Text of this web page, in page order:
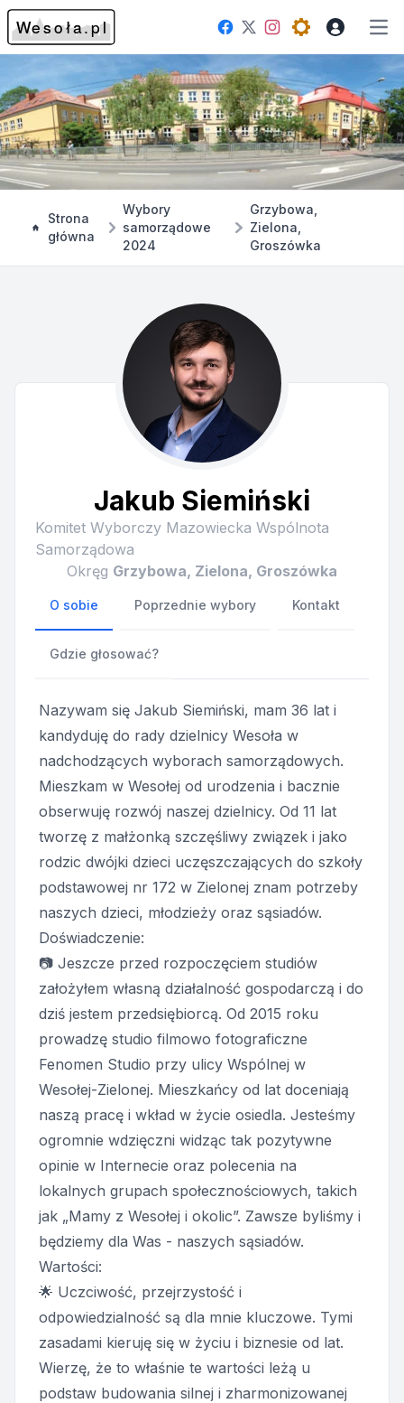
Facebook
TwitterInstagram
Open theme
Strona
główna
Wybory
samorządowe
2024
Grzybowa,
Zielona,
Groszówka
Jakub Siemiński
Komitet Wyborczy Mazowiecka Wspólnota
Samorządowa
Okręg Grzybowa, Zielona, Groszówka
O sobie Poprzednie wybory Kontakt
Gdzie głosować?
Nazywam się Jakub Siemiński, mam 36 lat i
kandyduję do rady dzielnicy Wesoła w
nadchodzących wyborach samorządowych.
Mieszkam w Wesołej od urodzenia i bacznie
obserwuję rozwój naszej dzielnicy. Od 11 lat
tworzę z małżonką szczęśliwy związek i jako
rodzic dwójki dzieci uczęszczających do szkoły
podstawowej nr 172 w Zielonej znam potrzeby
naszych dzieci, młodzieży oraz sąsiadów.
Doświadczenie:
📷 Jeszcze przed rozpoczęciem studiów
założyłem własną działalność gospodarczą i do
dziś jestem przedsiębiorcą. Od 2015 roku
prowadzę studio filmowo fotograficzne
Fenomen Studio przy ulicy Wspólnej w
Wesołej-Zielonej. Mieszkańcy od lat doceniają
naszą pracę i wkład w życie osiedla. Jesteśmy
ogromnie wdzięczni widząc tak pozytywne
opinie w Internecie oraz polecenia na
lokalnych grupach społecznościowych, takich
jak „Mamy z Wesołej i okolic”. Zawsze byliśmy i
będziemy dla Was - naszych sąsiadów.
Wartości:
🌟 Uczciwość, przejrzystość i
odpowiedzialność są dla mnie kluczowe. Tymi
zasadami kieruję się w życiu i biznesie od lat.
Wierzę, że to właśnie te wartości leżą u
podstaw budowania silnej i zharmonizowanej